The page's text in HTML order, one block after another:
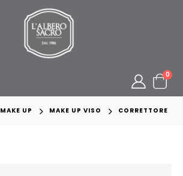
0
MAKE UP MAKE UP VISO CORRETTORE